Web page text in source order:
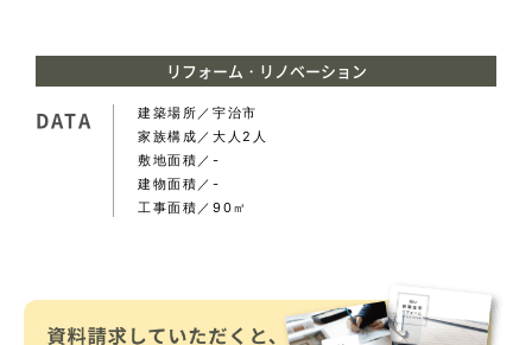
リフォーム・リノベーション
DATA 建築場所
宇治市
家族構成
大人2人
敷地面積
-
建物面積
-
工事面積
90㎡